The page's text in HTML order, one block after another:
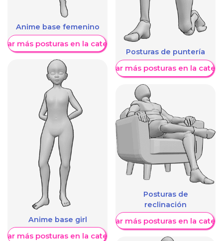
Anime base femenino
más posturas en la categoría
Anime base girl
más posturas en la categoría
Posturas de puntería
Mostrar más posturas en la
Posturas de
reclinación
Mostrar más posturas en la